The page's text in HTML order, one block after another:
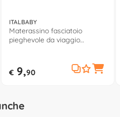
ITALBABY
Materassino fasciatoio
pieghevole da viaggio
€ 9,90